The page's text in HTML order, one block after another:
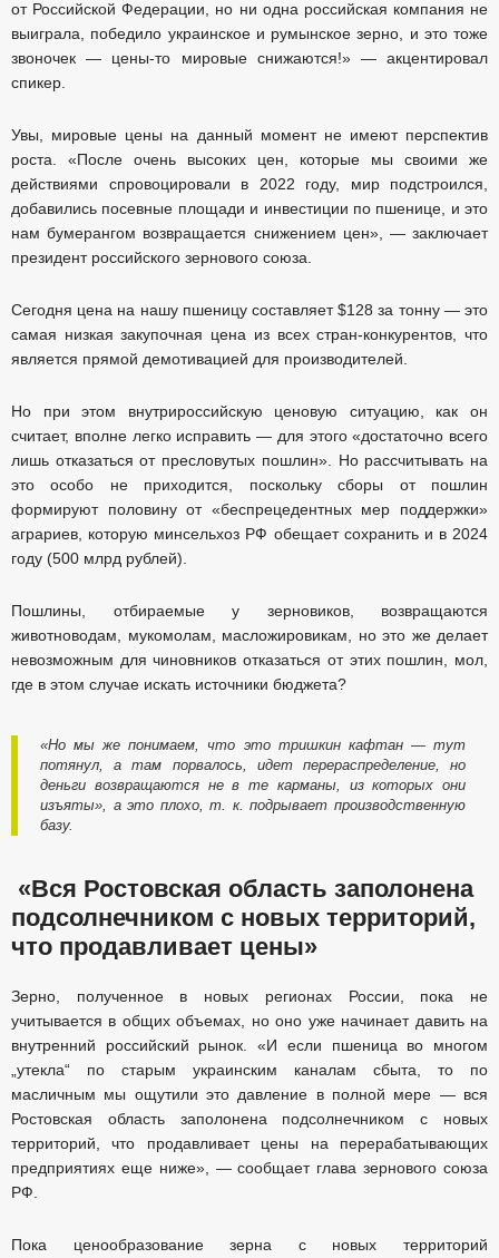
от Российской Федерации, но ни одна российская компания не
выиграла, победило украинское и румынское зерно, и это тоже
звоночек — цены-то мировые снижаются!» — акцентировал
спикер.
Увы, мировые цены на данный момент не имеют перспектив
роста. «После очень высоких цен, которые мы своими же
действиями спровоцировали в 2022 году, мир подстроился,
добавились посевные площади и инвестиции по пшенице, и это
нам бумерангом возвращается снижением цен», — заключает
президент российского зернового союза.
Сегодня цена на нашу пшеницу составляет $128 за тонну — это
самая низкая закупочная цена из всех стран-конкурентов, что
является прямой демотивацией для производителей.
Но при этом внутрироссийскую ценовую ситуацию, как он
считает, вполне легко исправить — для этого «достаточно всего
лишь отказаться от пресловутых пошлин». Но рассчитывать на
это особо не приходится, поскольку сборы от пошлин
формируют половину от «беспрецедентных мер поддержки»
аграриев, которую минсельхоз РФ обещает сохранить и в 2024
году (500 млрд рублей).
Пошлины, отбираемые у зерновиков, возвращаются
животноводам, мукомолам, масложировикам, но это же делает
невозможным для чиновников отказаться от этих пошлин, мол,
где в этом случае искать источники бюджета?
«Но мы же понимаем, что это тришкин кафтан — тут
потянул, а там порвалось, идет перераспределение, но
деньги возвращаются не в те карманы, из которых они
изъяты», а это плохо, т. к. подрывает производственную
базу.
«Вся Ростовская область заполонена
подсолнечником с новых территорий,
что продавливает цены»
Зерно, полученное в новых регионах России, пока не
учитывается в общих объемах, но оно уже начинает давить на
внутренний российский рынок. «И если пшеница во многом
„утекла“ по старым украинским каналам сбыта, то по
масличным мы ощутили это давление в полной мере — вся
Ростовская область заполонена подсолнечником с новых
территорий, что продавливает цены на перерабатывающих
предприятиях еще ниже», — сообщает глава зернового союза
РФ.
Пока ценообразование зерна с новых территорий